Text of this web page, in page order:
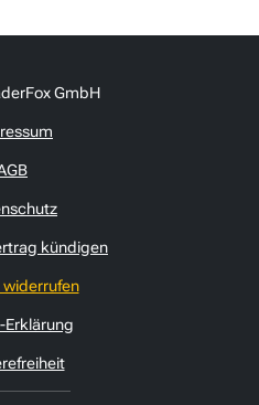
GmbH
kündigen
Erklärung